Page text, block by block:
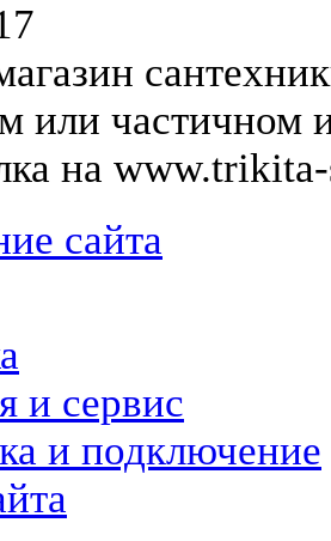
или частичном
на
сайта
и сервис
и подключение